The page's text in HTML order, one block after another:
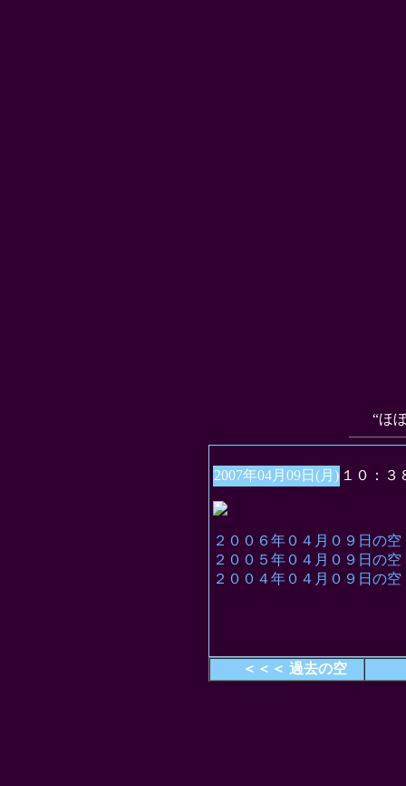
“ほ
2007年04月09日(月) １０：３
２００６年０４月０９日の空
２００５年０４月０９日の空
２００４年０４月０９日の空
＜＜＜ 過去の空